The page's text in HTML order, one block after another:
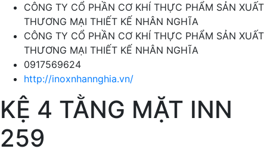
CÔNG TY CỔ PHẦN CƠ KHÍ THỰC PHẨM SẢN XUẤT
THƯƠNG MẠI THIẾT KẾ NHÂN NGHĨA
CÔNG TY CỔ PHẦN CƠ KHÍ THỰC PHẨM SẢN XUẤT
THƯƠNG MẠI THIẾT KẾ NHÂN NGHĨA
0917569624
http://inoxnhannghia.vn/
KỆ 4 TẰNG MẶT INN
259